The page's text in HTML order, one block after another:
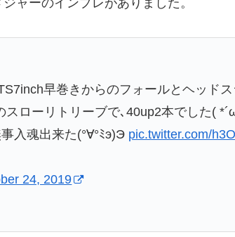
ャーのインプレがありました。
早巻きからのフォールとヘッド
スローリトリーブで､40up2本でした(
入魂出来た(°∀°ﾐэ)Э pic.twitter.com/
24, 2019